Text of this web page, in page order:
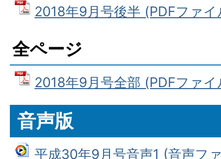
2018年9月号後半 (PDFファ
全ページ
2018年9月号全部 (PDFファ
音声版
平成30年9月号音声1 (音声フ